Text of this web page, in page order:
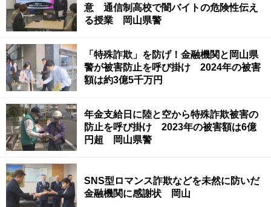
意 通信制高校で闇バイトの危険性伝え
る授業 岡山県警
「特殊詐欺」を防げ！金融機関と岡山県
警が被害防止を呼び掛け 2024年の被害
額は約3億5千万円
年金支給日に陸と空から特殊詐欺被害の
防止を呼び掛け 2023年の被害額は6億
円超 岡山県警
SNS型ロマンス詐欺などを未然に防いだ
金融機関に感謝状 岡山